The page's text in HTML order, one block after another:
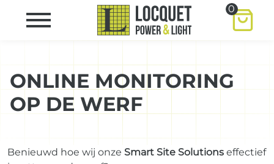
0
ONLINE MONITORING
OP DE WERF
Benieuwd hoe wij onze Smart Site Solutions effectief